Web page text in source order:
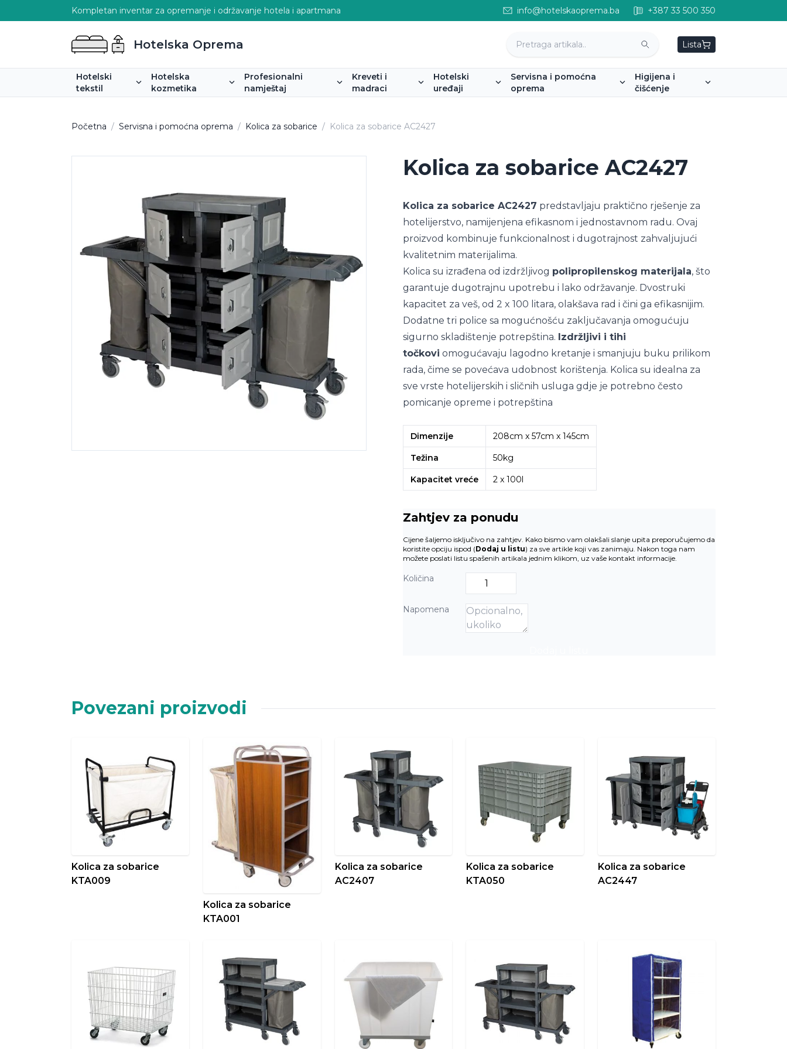
Kompletan inventar za opremanje i održavanje hotela i apartmana info@hotelskaoprema.ba +387 33 500 350
Hotelska Oprema Lista
Hotelski
tekstil
Hotelska
kozmetika
Profesionalni
namještaj
Kreveti i
madraci
Hotelski
uređaji
Servisna i pomoćna
oprema
Higijena i
čišćenje
Početna / Servisna i pomoćna oprema / Kolica za sobarice / Kolica za sobarice AC2427
Kolica za sobarice AC2427
Kolica za sobarice AC2427 predstavljaju praktično rješenje za
hotelijerstvo, namijenjena efikasnom i jednostavnom radu. Ovaj
proizvod kombinuje funkcionalnost i dugotrajnost zahvaljujući
kvalitetnim materijalima.
Kolica su izrađena od izdržljivog polipropilenskog materijala, što
garantuje dugotrajnu upotrebu i lako održavanje. Dvostruki
kapacitet za veš, od 2 x 100 litara, olakšava rad i čini ga efikasnijim.
Dodatne tri police sa mogućnošću zaključavanja omogućuju
sigurno skladištenje potrepština. Izdržljivi i tihi
točkovi omogućavaju lagodno kretanje i smanjuju buku prilikom
rada, čime se povećava udobnost korištenja. Kolica su idealna za
sve vrste hotelijerskih i sličnih usluga gdje je potrebno često
pomicanje opreme i potrepština
Dimenzije 208cm x 57cm x 145cm
Težina 50kg
Kapacitet vreće 2 x 100l
Zahtjev za ponudu
Cijene šaljemo isključivo na zahtjev. Kako bismo vam olakšali slanje upita preporučujemo da
koristite opciju ispod (Dodaj u listu) za sve artikle koji vas zanimaju. Nakon toga nam
možete poslati listu spašenih artikala jednim klikom, uz vaše kontakt informacije.
Količina
Napomena
Povezani proizvodi
Kolica za sobarice
KTA009
Kolica za sobarice
KTA001
Kolica za sobarice
AC2407
Kolica za sobarice
KTA050
Kolica za sobarice
AC2447